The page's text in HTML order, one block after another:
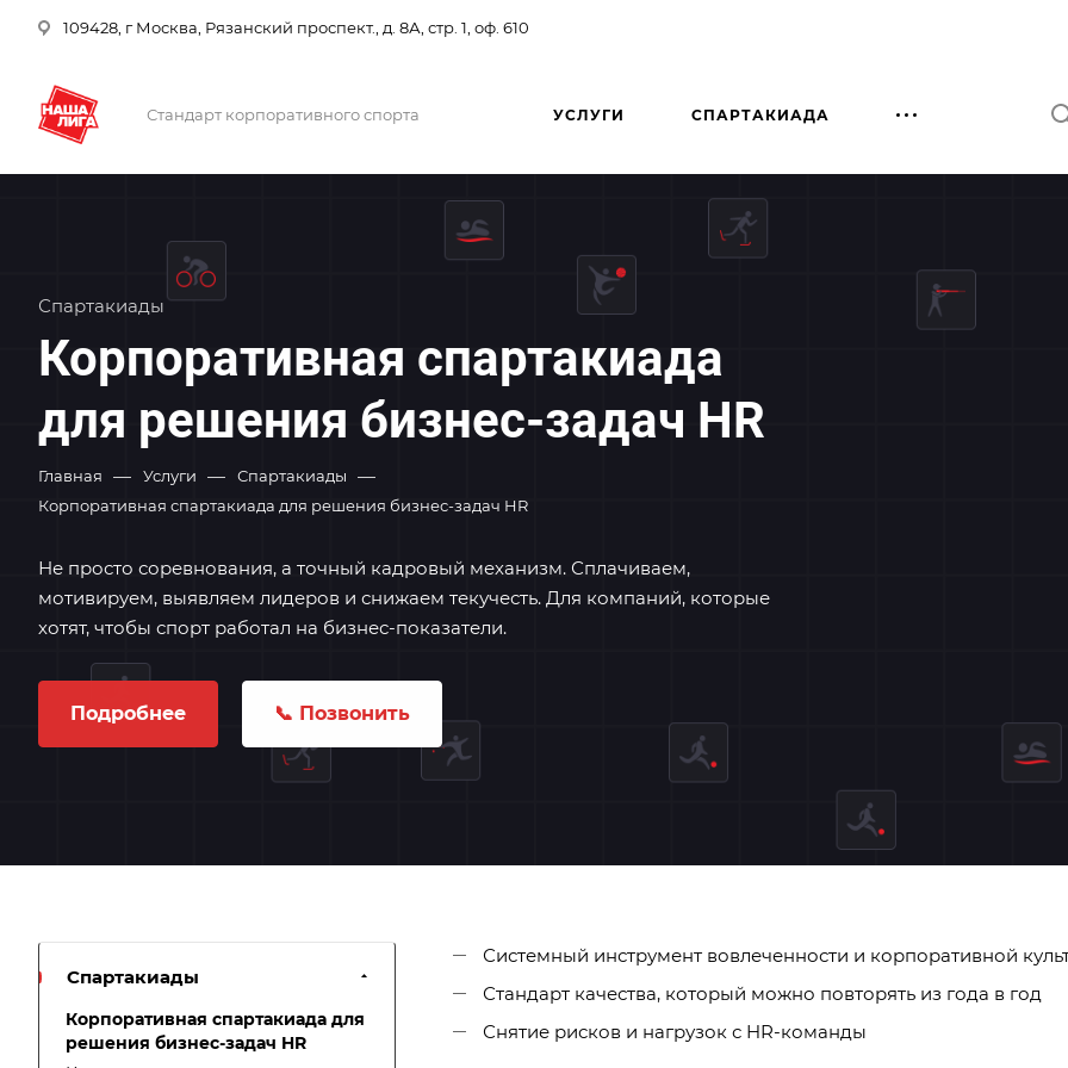
109428, г Москва, Рязанский проспект., д. 8А, стр. 1, оф. 610
Стандарт корпоративного спорта УСЛУГИ СПАРТАКИАДА
Спартакиады
Корпоративная спартакиада
для решения бизнес-задач HR
Главная — Услуги — Спартакиады —
Корпоративная спартакиада для решения бизнес-задач HR
Не просто соревнования, а точный кадровый механизм. Сплачиваем,
мотивируем, выявляем лидеров и снижаем текучесть. Для компаний, которые
хотят, чтобы спорт работал на бизнес-показатели.
Подробнее 📞 Позвонить
Системный инструмент вовлеченности и корпоративной
Стандарт качества, который можно повторять из года в год
Снятие рисков и нагрузок с HR-команды
Спартакиады
Корпоративная спартакиада для
решения бизнес-задач HR